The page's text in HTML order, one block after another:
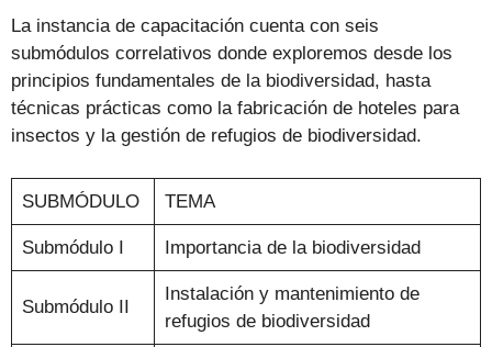
La instancia de capacitación cuenta con seis
submódulos correlativos donde exploremos desde los
principios fundamentales de la biodiversidad, hasta
técnicas prácticas como la fabricación de hoteles para
insectos y la gestión de refugios de biodiversidad.
SUBMÓDULO TEMA
Submódulo I Importancia de la biodiversidad
Submódulo II
Instalación y mantenimiento de
refugios de biodiversidad